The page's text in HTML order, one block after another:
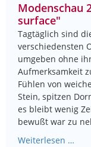
Modenschau
surface"
Tagtäglich sind
verschiedensten
umgeben ohne
Aufmerksamkeit
Fühlen von
Stein, spitzen
es bleibt wenig
bewußt war zu
Weiterlesen …